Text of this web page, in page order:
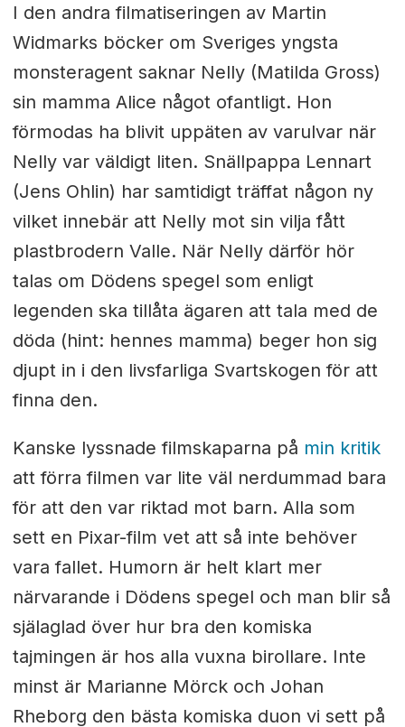
I den andra filmatiseringen av Martin
Widmarks böcker om Sveriges yngsta
monsteragent saknar Nelly (Matilda Gross)
sin mamma Alice något ofantligt. Hon
förmodas ha blivit uppäten av varulvar när
Nelly var väldigt liten. Snällpappa Lennart
(Jens Ohlin) har samtidigt träffat någon ny
vilket innebär att Nelly mot sin vilja fått
plastbrodern Valle. När Nelly därför hör
talas om Dödens spegel som enligt
legenden ska tillåta ägaren att tala med de
döda (hint: hennes mamma) beger hon sig
djupt in i den livsfarliga Svartskogen för att
finna den.
Kanske lyssnade filmskaparna på min kritik
att förra filmen var lite väl nerdummad bara
för att den var riktad mot barn. Alla som
sett en Pixar-film vet att så inte behöver
vara fallet. Humorn är helt klart mer
närvarande i Dödens spegel och man blir så
själaglad över hur bra den komiska
tajmingen är hos alla vuxna birollare. Inte
minst är Marianne Mörck och Johan
Rheborg den bästa komiska duon vi sett på